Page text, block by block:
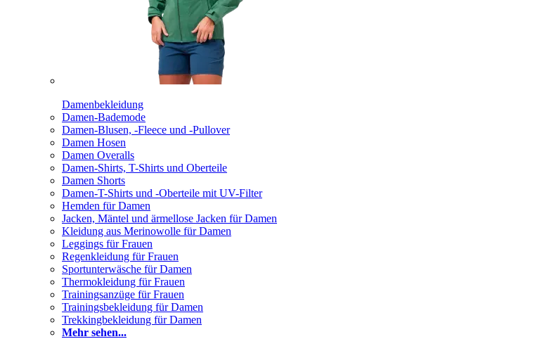
Damenbekleidung
Damen-Bademode
Damen-Blusen, -Fleece und -Pullover
Damen Hosen
Damen Overalls
Damen-Shirts, T-Shirts und Oberteile
Damen Shorts
Damen-T-Shirts und -Oberteile mit UV-Filter
Hemden für Damen
Jacken, Mäntel und ärmellose Jacken für Damen
Kleidung aus Merinowolle für Damen
Leggings für Frauen
Regenkleidung für Frauen
Sportunterwäsche für Damen
Thermokleidung für Frauen
Trainingsanzüge für Frauen
Trainingsbekleidung für Damen
Trekkingbekleidung für Damen
Mehr sehen...